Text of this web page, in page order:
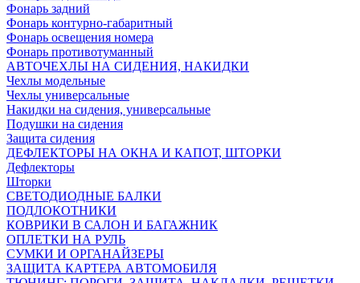
Фонарь задний
Фонарь контурно-габаритный
Фонарь освещения номера
Фонарь противотуманный
АВТОЧЕХЛЫ НА СИДЕНИЯ, НАКИДКИ
Чехлы модельные
Чехлы универсальные
Накидки на сидения, универсальные
Подушки на сидения
Защита сидения
ДЕФЛЕКТОРЫ НА ОКНА И КАПОТ, ШТОРКИ
Дефлекторы
Шторки
СВЕТОДИОДНЫЕ БАЛКИ
ПОДЛОКОТНИКИ
КОВРИКИ В САЛОН И БАГАЖНИК
ОПЛЕТКИ НА РУЛЬ
СУМКИ И ОРГАНАЙЗЕРЫ
ЗАЩИТА КАРТЕРА АВТОМОБИЛЯ